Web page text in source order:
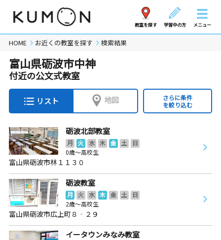
教室を探す 学習中の方 メニュー
HOME お近くの教室を探す 検索結果
富山県砺波市中神
付近の公文式教室
リスト 地図
さらに条件
を絞り込む
砺波北部教室
月 火 水 木 金 土
日
0歳～高校生
富山県砺波市林１１３０
砺波教室
月 火 水 木 金 土
日
2歳～高校生
富山県砺波市広上町８‐２９
イータウンみなみ教室